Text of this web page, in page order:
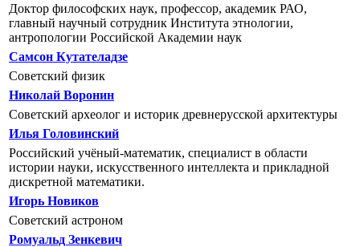
Доктор философских наук, профессор, академик РАО,
главный научный сотрудник Института этнологии,
антропологии Российской Академии наук
Самсон Кутателадзе
Советский физик
Николай Воронин
Советский археолог и историк древнерусской архитектуры
Илья Головинский
Российский учёный-математик, специалист в области
истории науки, искусственного интеллекта и прикладной
дискретной математики.
Игорь Новиков
Советский астроном
Ромуальд Зенкевич